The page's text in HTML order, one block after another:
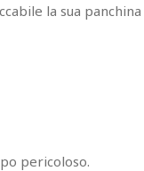
la sua
pericoloso.